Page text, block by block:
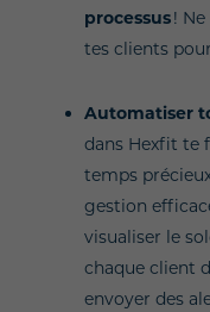
processus!
tes clients
Automatiser
dans Hexfit te
temps
gestion
visualiser le
chaque client
envoyer des